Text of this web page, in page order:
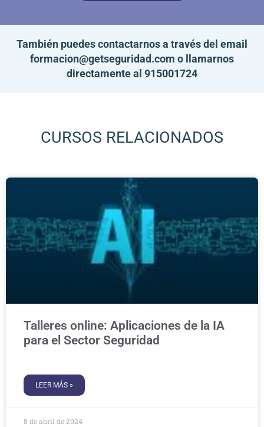
También puedes contactarnos a través del email
formacion@getseguridad.com o llamarnos
directamente al 915001724
CURSOS RELACIONADOS
Talleres online: Aplicaciones de la IA
para el Sector Seguridad
LEER MÁS »
8 de abril de 2024